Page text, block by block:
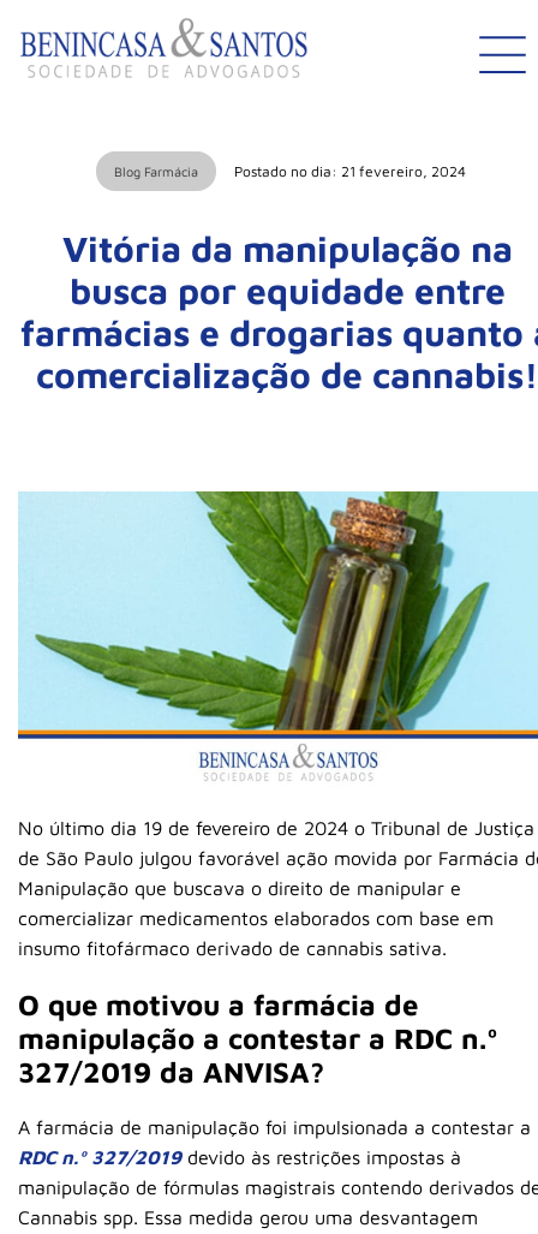
Blog Farmácia Postado no dia: 21 fevereiro, 2024
Vitória da manipulação na
busca por equidade entre
farmácias e drogarias quanto
comercialização de cannabis!
No último dia 19 de fevereiro de 2024 o Tribunal de Justiça
de São Paulo julgou favorável ação movida por Farmácia
Manipulação que buscava o direito de manipular e
comercializar medicamentos elaborados com base em
insumo fitofármaco derivado de cannabis sativa.
O que motivou a farmácia de
manipulação a contestar a RDC n.º
327/2019 da ANVISA?
A farmácia de manipulação foi impulsionada a contestar a
RDC n.º 327/2019devido às restrições impostas à
manipulação de fórmulas magistrais contendo derivados
Cannabis spp. Essa medida gerou uma desvantagem